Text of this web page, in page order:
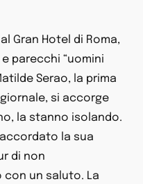
Gran Hotel di Roma,
parecchi “uomini
Serao, la prima
si accorge
la stanno isolando.
la sua
di non
un saluto. La